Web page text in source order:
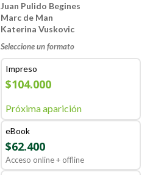
Juan Pulido Begines
Marc de Man
Katerina Vuskovic
Seleccione un formato
Impreso
$104.000
Próxima aparición
eBook
$62.400
Acceso online + offline